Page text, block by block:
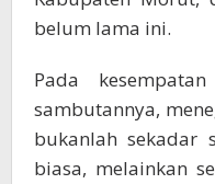
belum lama ini.
Pada
sambutannya,
bukanlah sekadar
biasa, melainkan